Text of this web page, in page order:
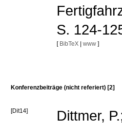
S. 124-
[ BibTeX| www ]
Konferenzbeiträge (nicht referiert) [2]
[Dit14]
Dittmer,